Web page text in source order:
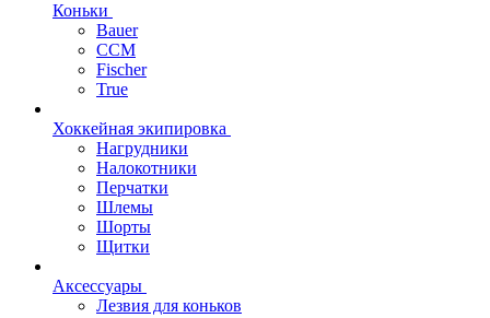
Коньки
Bauer
CCM
Fischer
True
Хоккейная экипировка
Нагрудники
Налокотники
Перчатки
Шлемы
Шорты
Щитки
Аксессуары
Лезвия для коньков